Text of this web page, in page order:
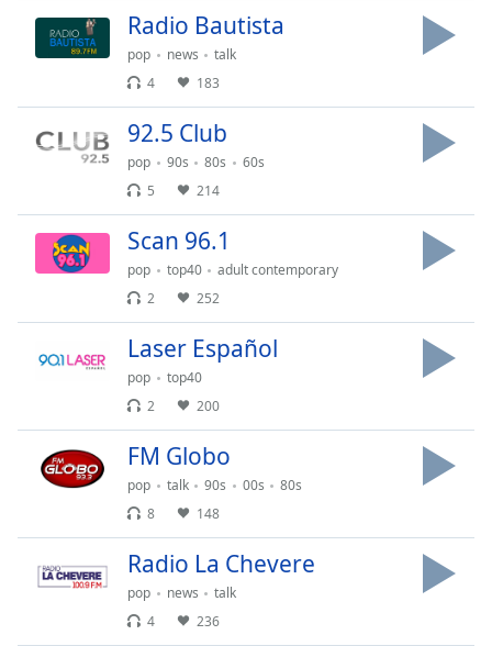
subtitles
settings
opens
settings
dialog
subtitles
Track
in-
Fullscreen
modal
window.
Beginning
dialog
Radio Bautista
pop news
talk
4
183
92.5 Club
pop 90s 80s
60s
5
214
Scan 96.1
pop top40
adult contemporary
2
252
Laser Español
pop
top40
2
200
FM Globo
pop talk 90s 00s
80s
8
148
Radio La Chevere
pop news
talk
4
236